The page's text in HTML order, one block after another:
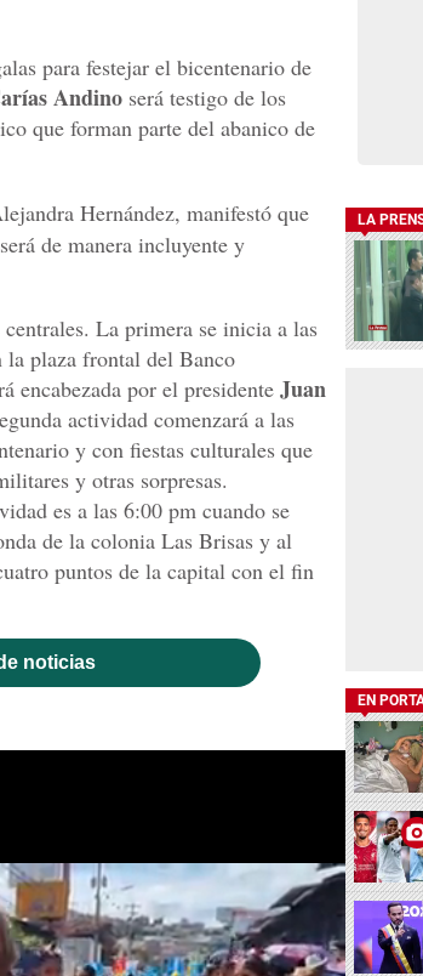
para festejar el bicentenario de
Andino será testigo de los
que forman parte del abanico de
Hernández, manifestó que
será de manera incluyente y
La primera se inicia a las
la plaza frontal del Banco
encabezada por el presidente Juan
actividad comenzará a las
y con fiestas culturales que
y otras sorpresas.
es a las 6:00 pm cuando se
de la colonia Las Brisas y al
puntos de la capital con el fin
noticias
LA
EN